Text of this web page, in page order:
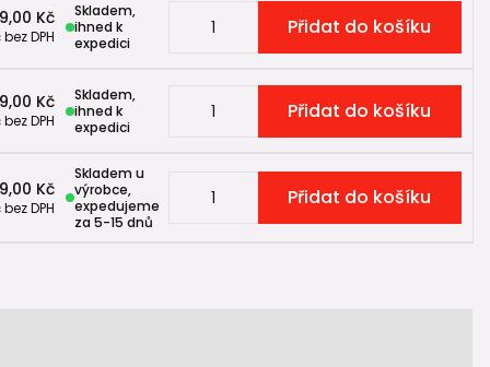
Kč
bez DPH
Skladem,
ihned k
expedici
Přidat do košíku
Kč
bez DPH
Skladem,
ihned k
expedici
Přidat do košíku
Kč
bez DPH
Skladem u
výrobce,
expedujeme
za 5-15 dnů
Přidat do košíku